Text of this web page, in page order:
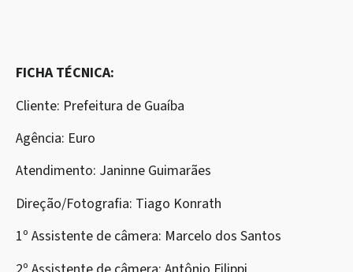
FICHA TÉCNICA:
Cliente: Prefeitura de Guaíba
Agência: Euro
Atendimento: Janinne Guimarães
Direção/Fotografia: Tiago Konrath
1º Assistente de câmera: Marcelo dos Santos